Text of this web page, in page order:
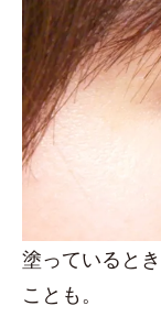
塗っていると
ことも。